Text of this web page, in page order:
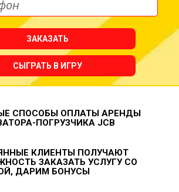
ЗАКАЗАТЬ
СЫГРАТЬ В ИГРУ
СПОСОБЫ ОПЛАТЫ АРЕНДЫ
ПОГРУЗЧИКА JCB
КЛИЕНТЫ ПОЛУЧАЮТ
ЗАКАЗАТЬ УСЛУГУ СО
ДАРИМ БОНУСЫ